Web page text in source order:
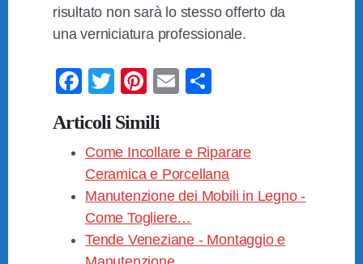
risultato non sarà lo stesso offerto da
una verniciatura professionale.
F
a
c
e
b
o
o
T
wi
tt
er
Pi
nt
er
e
st
E
di
vi
di
Articoli Simili
Come Incollare e Riparare
Ceramica e Porcellana
Manutenzione dei Mobili in Legno -
Come Togliere…
Tende Veneziane - Montaggio e